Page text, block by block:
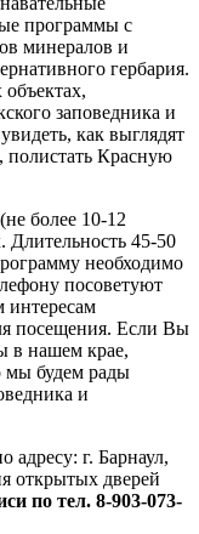
программы с
минералов и
гербария.
заповедника и
как выглядят
полистать Красную
более 10-12
Длительность 45-50
необходимо
посоветуют
интересам
посещения. Если Вы
в нашем крае,
мы будем рады
и
г. Барнаул,
открытых дверей
по тел. 8-903-073-